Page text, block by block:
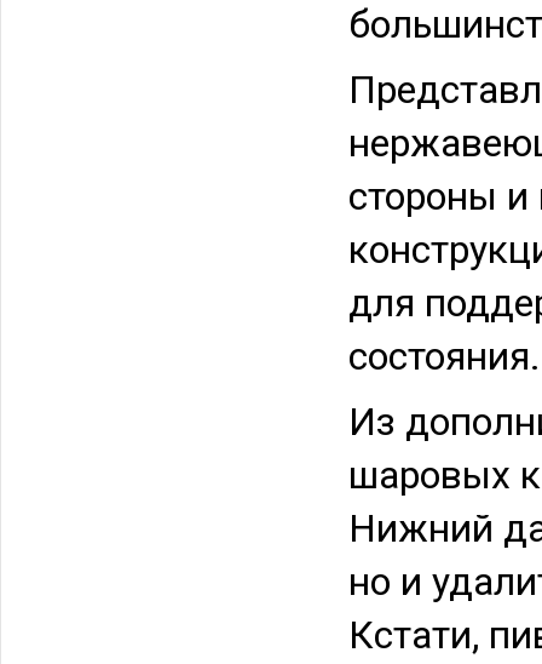
стороны и
для
состояния.
Из
шаровых
Нижний
но и
Кстати,